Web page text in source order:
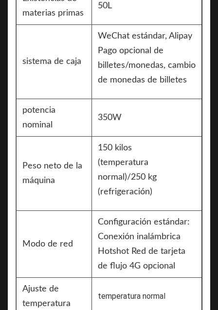
materias primas
50L
sistema de caja
WeChat estándar, Alipay
Pago opcional de
billetes/monedas, cambio
de monedas de billetes
potencia
nominal
350W
Peso neto de la
máquina
150 kilos
(temperatura
normal)/250 kg
(refrigeración)
Modo de red
Configuración estándar:
Conexión inalámbrica
Hotshot Red de tarjeta
de flujo 4G opcional
Ajuste de
temperatura
temperatura normal